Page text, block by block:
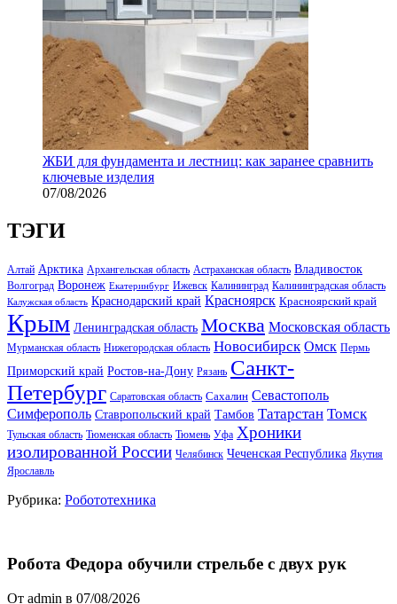
ЖБИ для фундамента и лестниц: как заранее сравнить
ключевые изделия
07/08/2026
ТЭГИ
Алтай Арктика Архангельская область Астраханская область Владивосток
Волгоград Воронеж Екатеринбург Ижевск Калининград Калининградская область
Калужская область Краснодарский край Красноярск Красноярский край
Крым Ленинградская область Москва Московская область
Мурманская область Нижегородская область Новосибирск Омск Пермь
Приморский край Ростов-на-Дону Рязань Санкт-
Петербург Саратовская область Сахалин Севастополь
Симферополь Ставропольский край Тамбов Татарстан Томск
Тульская область Тюменская область Тюмень Уфа Хроники
изолированной России Челябинск Чеченская Республика Якутия
Ярославль
Рубрика: Робототехника
Робота Федора обучили стрельбе с двух рук
От admin в 07/08/2026